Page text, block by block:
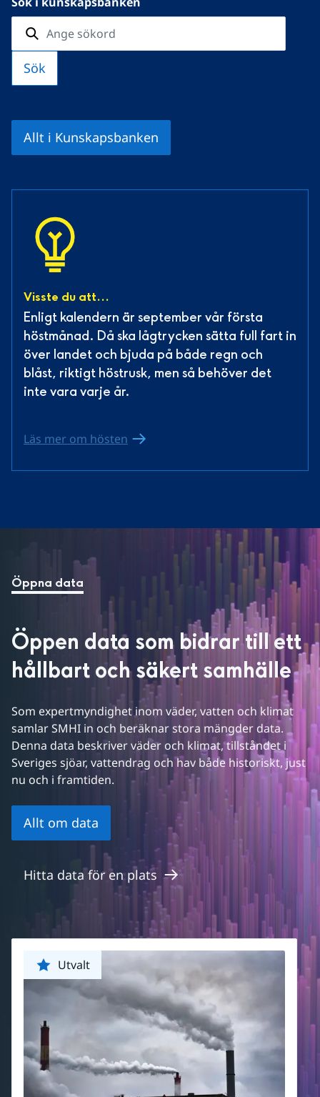
Allt i Kunskapsbanken
Visste du att...
Enligt kalendern är september vår första
höstmånad. Då ska lågtrycken sätta full fart in
över landet och bjuda på både regn och
blåst, riktigt höstrusk, men så behöver det
inte vara varje år.
Läs mer om hösten
Öppna data
Öppen data som bidrar till ett
hållbart och säkert samhälle
Som expertmyndighet inom väder, vatten och klimat
samlar SMHI in och beräknar stora mängder data.
Denna data beskriver väder och klimat, tillståndet i
Sveriges sjöar, vattendrag och hav både historiskt, just
nu och i framtiden.
Allt om data
Hitta data för en plats
Utvalt